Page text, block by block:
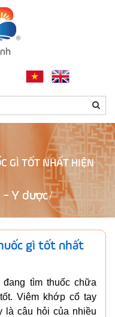
GÌ TỐT NHẤT HIỆN
- Y dược
gì tốt nhất
tìm thuốc chữa
Viêm khớp cổ tay
là câu hỏi của nhiều